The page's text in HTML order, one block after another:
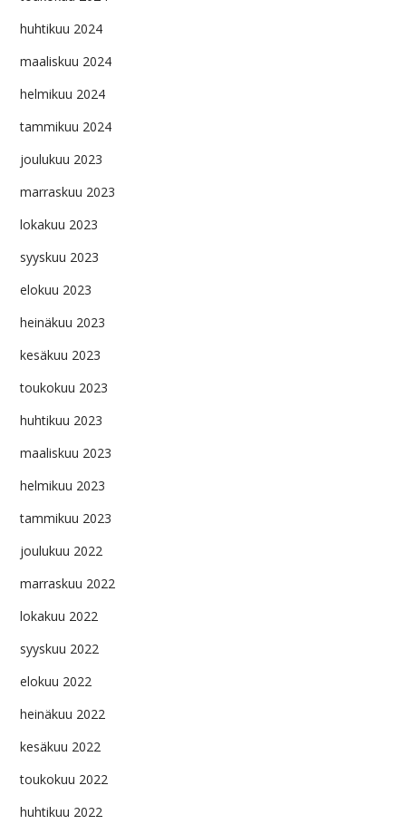
huhtikuu 2024
maaliskuu 2024
helmikuu 2024
tammikuu 2024
joulukuu 2023
marraskuu 2023
lokakuu 2023
syyskuu 2023
elokuu 2023
heinäkuu 2023
kesäkuu 2023
toukokuu 2023
huhtikuu 2023
maaliskuu 2023
helmikuu 2023
tammikuu 2023
joulukuu 2022
marraskuu 2022
lokakuu 2022
syyskuu 2022
elokuu 2022
heinäkuu 2022
kesäkuu 2022
toukokuu 2022
huhtikuu 2022